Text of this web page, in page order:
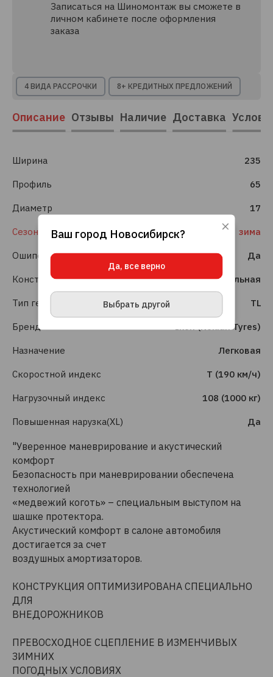
Записаться на Шиномонтаж вы сможете в
личном кабинете после оформления
заказа
4 ВИДА РАССРОЧКИ 8+ КРЕДИТНЫХ ПРЕДЛОЖЕНИЙ
Описание Отзывы Наличие Доставка
Ширина 235
Профиль 65
Диаметр 17
Сезонность зима
Ошиповка шин Да
Конструкция шины Радиальная
Тип герметизации TL
Бренд Ikon (Nokian Tyres)
Назначение Легковая
Скоростной индекс T (190 км/ч)
Нагрузочный индекс 108 (1000 кг)
Повышенная нарузка(XL) Да
"Уверенное маневрирование и акустический
комфорт
Безопасность при маневрировании обеспечена
технологией
«медвежий коготь» – специальным выступом на
шашке протектора.
Акустический комфорт в салоне автомобиля
достигается за счет
воздушных амортизаторов.
КОНСТРУКЦИЯ ОПТИМИЗИРОВАНА СПЕЦИАЛЬНО
ДЛЯ
ВНЕДОРОЖНИКОВ
ПРЕВОСХОДНОЕ СЦЕПЛЕНИЕ В ИЗМЕНЧИВЫХ
ЗИМНИХ
ПОГОДНЫХ УСЛОВИЯХ
Ваш город Новосибирск?
Да, все верно
Выбрать другой
Используя данный сайт, вы даете согласие
нам делать его удобнее для вас.